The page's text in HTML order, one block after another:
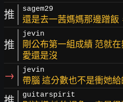
推 sagem29
還是去一茜媽媽那邊蹭飯
推
jevin
剛公布第一組成績 范就
愛還是沒
→ jevin
帶腦 這分數也不是衝她
guitarspirit